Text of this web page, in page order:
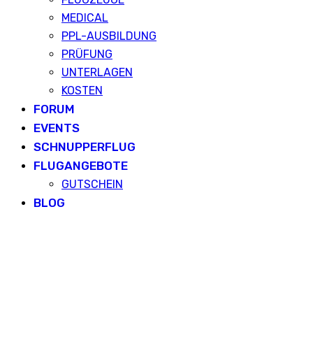
MEDICAL
PPL-AUSBILDUNG
PRÜFUNG
UNTERLAGEN
KOSTEN
FORUM
EVENTS
SCHNUPPERFLUG
FLUGANGEBOTE
GUTSCHEIN
BLOG